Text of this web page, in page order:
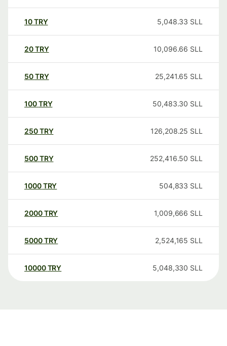
10TRY 5,048.33 SLL
20TRY 10,096.66 SLL
50TRY 25,241.65 SLL
100TRY 50,483.30 SLL
250TRY 126,208.25 SLL
500TRY 252,416.50 SLL
1000TRY 504,833 SLL
2000TRY 1,009,666 SLL
5000TRY 2,524,165 SLL
10000 TRY 5,048,330 SLL